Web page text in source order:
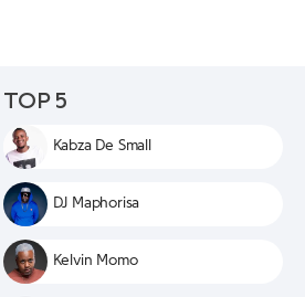
TOP 5
Kabza De Small
DJ Maphorisa
Kelvin Momo